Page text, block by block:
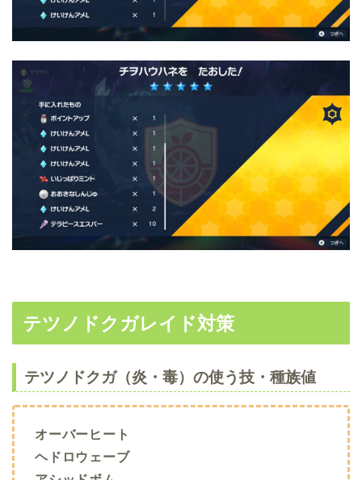
テツノドクガレイド対策
テツノドクガ（炎・毒）の使う技・種族値
オーバーヒート
ヘドロウェーブ